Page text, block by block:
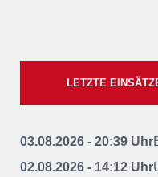
LETZTE
03.08.2026 - 20:39 Uhr
02.08.2026 - 14:12 Uhr